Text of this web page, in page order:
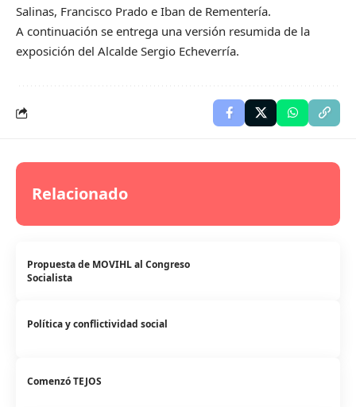
Salinas, Francisco Prado e Iban de Rementería.
A continuación se entrega una versión resumida de la
exposición del Alcalde Sergio Echeverría.
Relacionado
Propuesta de MOVIHL al Congreso
Socialista
Política y conflictividad social
Comenzó TEJOS